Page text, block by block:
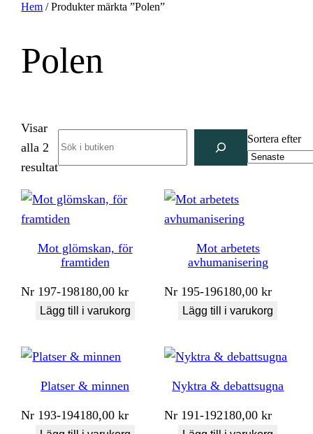
Hem / Produkter märkta ”Polen”
Polen
Visar
alla 2
resultatSortera
senaste
Sortera efter
Mot glömskan, för
framtiden
Nr 197-198180,00kr
Lägg till i varukorg
Mot arbetets
avhumanisering
Nr 195-196180,00kr
Lägg till i varukorg
Platser & minnen
Nr 193-194180,00kr
Nyktra & debattsugna
Nr 191-192180,00kr